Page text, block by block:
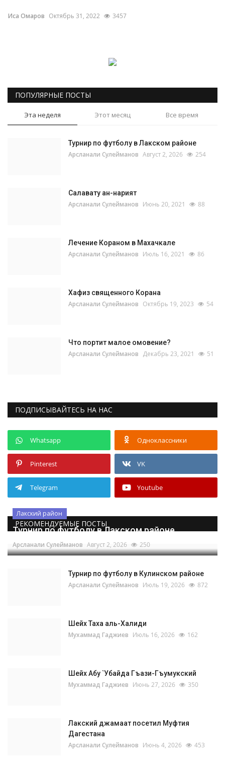
Иса Омаров Октябрь 31, 2022 3457
ПОПУЛЯРНЫЕ ПОСТЫ
Эта неделя Этот месяц Все время
Турнир по футболу в Лакском районе
Арсланали Сулейманов Август 2, 2026 254
Салавату ан-нарият
Арсланали Сулейманов Июнь 20, 2021 88
Лечение Кораном в Махачкале
Арсланали Сулейманов Июль 16, 2021 86
Хафиз священного Корана
Арсланали Сулейманов Октябрь 19, 2023 54
Что портит малое омовение?
Арсланали Сулейманов Декабрь 23, 2021 51
ПОДПИСЫВАЙТЕСЬ НА НАС
Whatsapp Одноклассники
Pinterest VK
Telegram Youtube
РЕКОМЕНДУЕМЫЕ ПОСТЫ
Лакский район
Турнир по футболу в Лакском районе
Арсланали Сулейманов Август 2, 2026 250
Турнир по футболу в Кулинском районе
Арсланали Сулейманов Июль 19, 2026 872
Шейх Таха аль-Халиди
Мухаммад Гаджиев Июль 16, 2026 162
Шейх Абу `Убайда Гъази-Гъумукский
Мухаммад Гаджиев Июнь 27, 2026 350
Лакский джамаат посетил Муфтия
Дагестана
Арсланали Сулейманов Июнь 4, 2026 453